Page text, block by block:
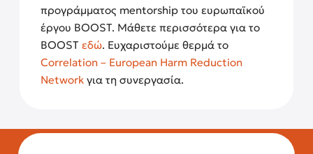
προγράμματος mentorship του ευρωπαϊκού
έργου BOOST. Μάθετε περισσότερα για το
BOOST εδώ. Ευχαριστούμε θερμά το
Correlation – European Harm Reduction
Network για τη συνεργασία.